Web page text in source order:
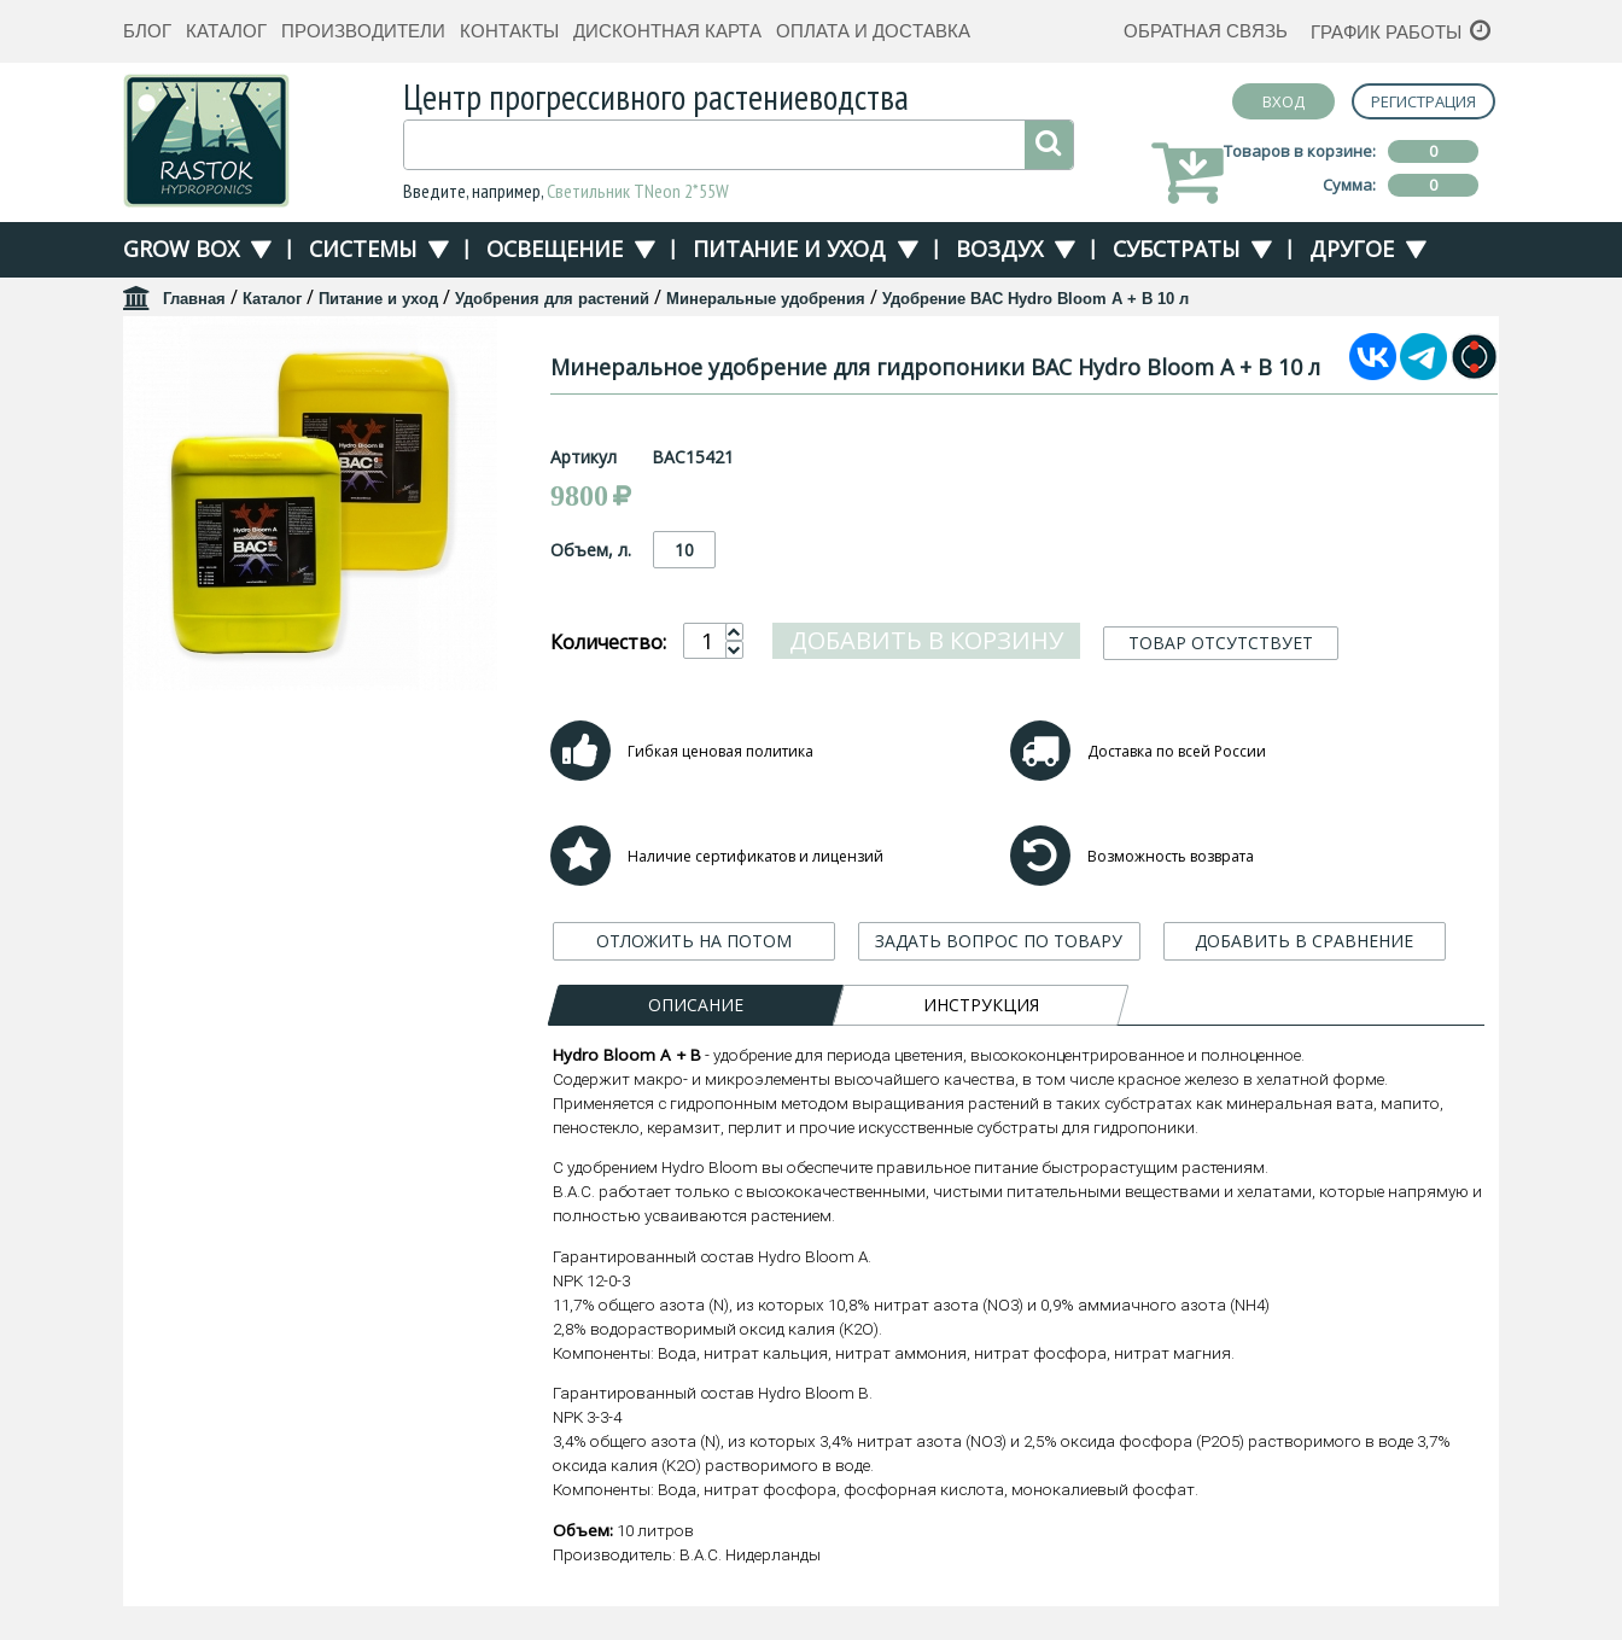
БЛОГ КАТАЛОГ ПРОИЗВОДИТЕЛИ КОНТАКТЫ ДИСКОНТНАЯ КАРТА ОПЛАТА И ДОСТАВКА ОБРАТНАЯ СВЯЗЬ ГРАФИК РАБОТЫ
Центр прогрессивного растениеводства
Введите, например, Светильник TNeon 2*55W
ВХОД РЕГИСТРАЦИЯ
Товаров в корзине:
0
Сумма:
0
GROW BOX | СИСТЕМЫ | ОСВЕЩЕНИЕ | ПИТАНИЕ И УХОД | ВОЗДУХ | СУБСТРАТЫ | ДРУГОЕ
Главная / Каталог / Питание и уход / Удобрения для растений / Минеральные удобрения / Удобрение BAC Hydro Bloom A + B 10 л
Минеральное удобрение для гидропоники BAC Hydro Bloom A + B 10 л
Артикул BAC15421
9800
Объем, л. 10
Количество: ДОБАВИТЬ В КОРЗИНУ ТОВАР ОТСУТСТВУЕТ
Гибкая ценовая политика Доставка по всей России
Наличие сертификатов и лицензий Возможность возврата
ОТЛОЖИТЬ НА ПОТОМ ЗАДАТЬ ВОПРОС ПО ТОВАРУ ДОБАВИТЬ В СРАВНЕНИЕ
ОПИСАНИЕ ИНСТРУКЦИЯ
Hydro Bloom A + B- удобрение для периода цветения, высококонцентрированное и полноценное.
Содержит макро- и микроэлементы высочайшего качества, в том числе красное железо в хелатной форме.
Применяется с гидропонным методом выращивания растений в таких субстратах как минеральная вата, мапито,
пеностекло, керамзит, перлит и прочие искусственные субстраты для гидропоники.
С удобрением Hydro Bloom вы обеспечите правильное питание быстрорастущим растениям.
B.A.C. работает только с высококачественными, чистыми питательными веществами и хелатами, которые напрямую и
полностью усваиваются растением.
Гарантированный состав Hydro Bloom А.
NPK 12-0-3
11,7% общего азота (N), из которых 10,8% нитрат азота (NO3) и 0,9% аммиачного азота (NH4)
2,8% водорастворимый оксид калия (K2O).
Компоненты: Вода, нитрат кальция, нитрат аммония, нитрат фосфора, нитрат магния.
Гарантированный состав Hydro Bloom B.
NPK 3-3-4
3,4% общего азота (N), из которых 3,4% нитрат азота (NO3) и 2,5% оксида фосфора (P2O5) растворимого в воде 3,7%
оксида калия (K2O) растворимого в воде.
Компоненты: Вода, нитрат фосфора, фосфорная кислота, монокалиевый фосфат.
Объем: 10 литров
Производитель: B.A.C. Нидерланды